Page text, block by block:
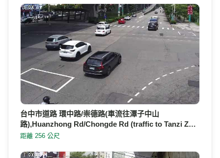
台中市道路 環中路/崇德路(車流往潭子中山
路),Huanzhong Rd/Chongde Rd (traffic to Tanzi Z…
距離 256 公尺